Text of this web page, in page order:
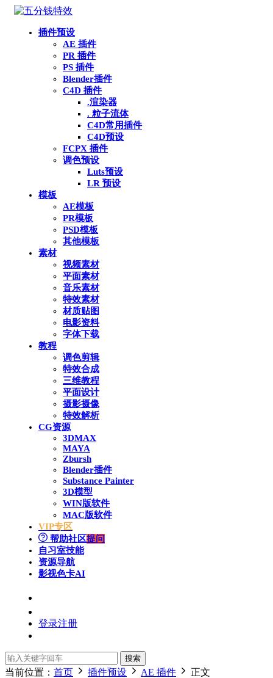
插件预设
AE 插件
PR 插件
PS 插件
Blender插件
C4D 插件
.渲染器
. 粒子流体
C4D常用插件
C4D预设
FCPX 插件
调色预设
Luts预设
LR 预设
模板
AE模板
PR模板
PSD模板
其他模板
素材
视频素材
平面素材
音乐素材
特效素材
材质贴图
电影资料
字体下载
教程
调色剪辑
特效合成
三维教程
平面设计
摄影摄像
特效解析
CG资源
3DMAX
MAYA
Zbursh
Blender插件
Substance Painter
3D模型
WIN版软件
MAC版软件
VIP专区
帮助社区提问
自习室技能
资源导航
影视色卡AI
登录注册
搜索
当前位置： 首页 插件预设 AE 插件 正文